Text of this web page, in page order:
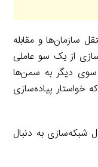
سازمان‌ها و مقابله
از یک سو عاملی
سوی دیگر به سمن‌ها
خواستار پیاده‌سازی
شبکه‌سازی به دنبال